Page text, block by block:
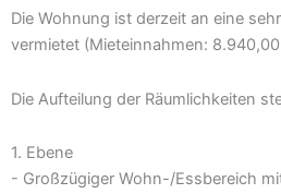
Die Wohnung ist derzeit an eine
vermietet (Mieteinnahmen:
Die Aufteilung der Räumlichkeiten
1. Ebene
- Großzügiger Wohn-/Essbereich